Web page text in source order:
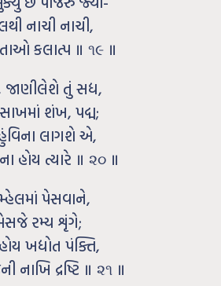
નાચી નાચી,
કલાત્પ ॥ ૧૯ ॥
જાણીલેશે તું સદ્ય,
શંખ, પદ્મ;
લાગશે એ,
હોય ત્યારે ॥ ૨૦ ॥
પેસવાને,
બેસજે રમ્ય શૃંગે;
ખદ્યોત પંક્તિ,
દ્રષ્ટિ ॥ ૨૧ ॥